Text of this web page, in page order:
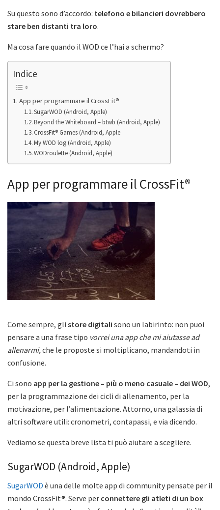
Su questo sono d’accordo: telefono e bilancieri dovrebbero
stare ben distanti tra loro.
Ma cosa fare quando il WOD ce l’hai a schermo?
Indice
App per programmare il CrossFit®
SugarWOD (Android, Apple)
Beyond the Whiteboard – btwb (Android, Apple)
CrossFit® Games (Android, Apple
My WOD log (Android, Apple)
WODroulette (Android, Apple)
App per programmare il CrossFit®
Come sempre, gli store digitali sono un labirinto: non puoi
pensare a una frase tipo vorrei una app che mi aiutasse ad
allenarmi,che le proposte si moltiplicano, mandandoti in
confusione.
Ci sono app per la gestione – più o meno casuale – dei WOD,
per la programmazione dei cicli di allenamento, per la
motivazione, per l’alimentazione. Attorno, una galassia di
altri software utili: cronometri, contapassi, e via dicendo.
Vediamo se questa breve lista ti può aiutare a scegliere.
SugarWOD (Android, Apple)
SugarWOD è una delle molte app di community pensate per il
mondo CrossFit®. Serve per connettere gli atleti di un box